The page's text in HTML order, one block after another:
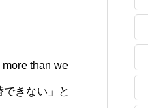
than we
きない」と